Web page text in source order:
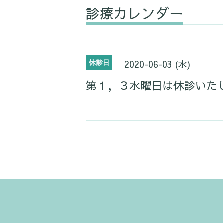
診療カレンダー
休診日 2020-06-03 (水)
第１，３水曜日は休診いた